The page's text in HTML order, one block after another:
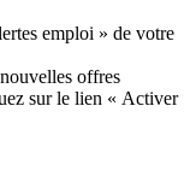
emploi » de votre
offres
sur le lien « Activer